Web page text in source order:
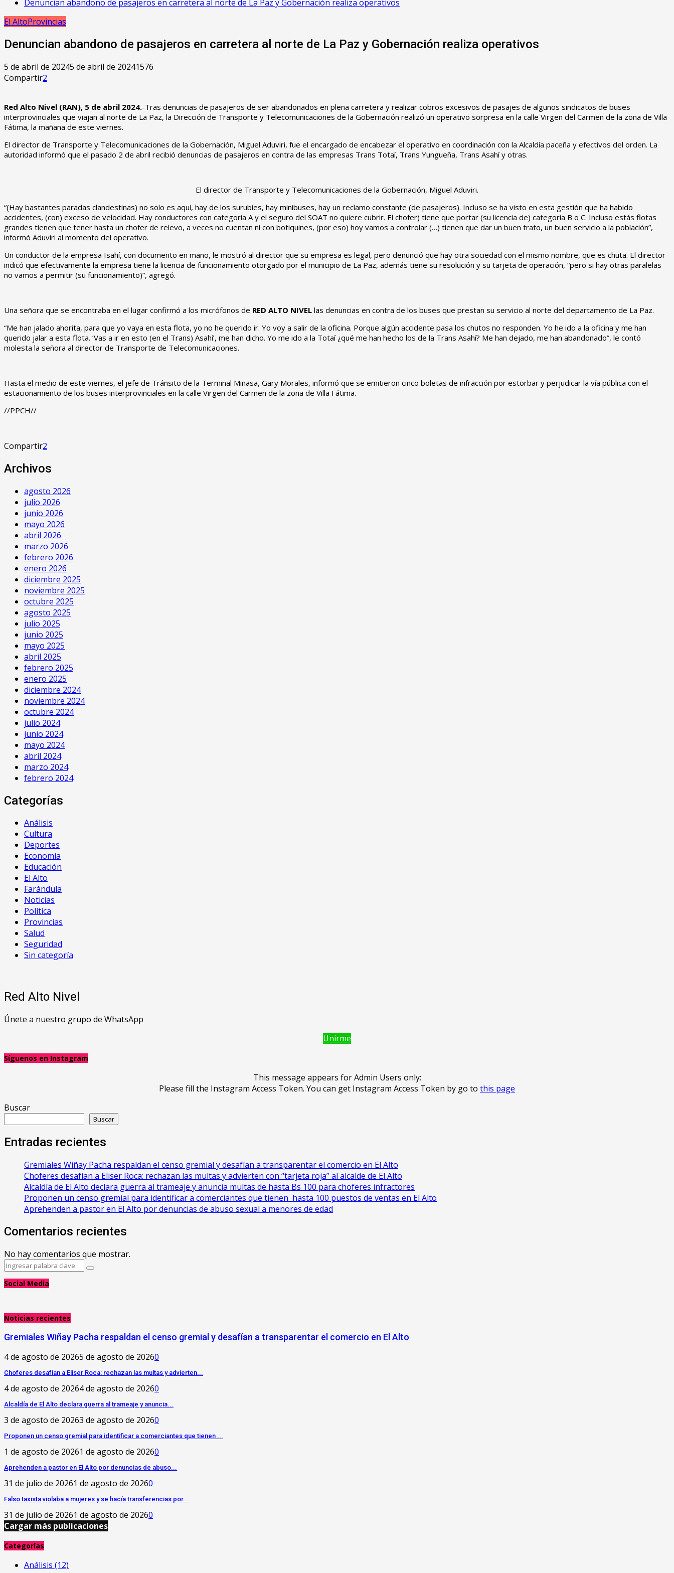
Denuncian abandono de pasajeros en carretera al norte de La Paz y Gobernación realiza operativos
El AltoProvincias
Denuncian abandono de pasajeros en carretera al norte de La Paz y Gobernación realiza operativos
5 de abril de 20245 de abril de 20241576
Compartir2
Red Alto Nivel (RAN), 5 de abril 2024.-Tras denuncias de pasajeros de ser abandonados en plena carretera y realizar cobros excesivos de pasajes de algunos sindicatos de buses
interprovinciales que viajan al norte de La Paz, la Dirección de Transporte y Telecomunicaciones de la Gobernación realizó un operativo sorpresa en la calle Virgen del Carmen de la zona de Villa
Fátima, la mañana de este viernes.
El director de Transporte y Telecomunicaciones de la Gobernación, Miguel Aduviri, fue el encargado de encabezar el operativo en coordinación con la Alcaldía paceña y efectivos del orden. La
autoridad informó que el pasado 2 de abril recibió denuncias de pasajeros en contra de las empresas Trans Totaí, Trans Yungueña, Trans Asahí y otras.
El director de Transporte y Telecomunicaciones de la Gobernación, Miguel Aduviri.
“(Hay bastantes paradas clandestinas) no solo es aquí, hay de los surubíes, hay minibuses, hay un reclamo constante (de pasajeros). Incluso se ha visto en esta gestión que ha habido
accidentes, (con) exceso de velocidad. Hay conductores con categoría A y el seguro del SOAT no quiere cubrir. El chofer) tiene que portar (su licencia de) categoría B o C. Incluso estás flotas
grandes tienen que tener hasta un chofer de relevo, a veces no cuentan ni con botiquines, (por eso) hoy vamos a controlar (…) tienen que dar un buen trato, un buen servicio a la población”,
informó Aduviri al momento del operativo.
Un conductor de la empresa Isahí, con documento en mano, le mostró al director que su empresa es legal, pero denunció que hay otra sociedad con el mismo nombre, que es chuta. El director
indicó que efectivamente la empresa tiene la licencia de funcionamiento otorgado por el municipio de La Paz, además tiene su resolución y su tarjeta de operación, “pero si hay otras paralelas
no vamos a permitir (su funcionamiento)”, agregó.
Una señora que se encontraba en el lugar confirmó a los micrófonos de RED ALTO NIVEL las denuncias en contra de los buses que prestan su servicio al norte del departamento de La Paz.
“Me han jalado ahorita, para que yo vaya en esta flota, yo no he querido ir. Yo voy a salir de la oficina. Porque algún accidente pasa los chutos no responden. Yo he ido a la oficina y me han
querido jalar a esta flota. ‘Vas a ir en esto (en el Trans) Asahí’, me han dicho. Yo me ido a la Totaí ¿qué me han hecho los de la Trans Asahí? Me han dejado, me han abandonado”, le contó
molesta la señora al director de Transporte de Telecomunicaciones.
Hasta el medio de este viernes, el jefe de Tránsito de la Terminal Minasa, Gary Morales, informó que se emitieron cinco boletas de infracción por estorbar y perjudicar la vía pública con el
estacionamiento de los buses interprovinciales en la calle Virgen del Carmen de la zona de Villa Fátima.
//PPCH//
Compartir2
Archivos
agosto 2026
julio 2026
junio 2026
mayo 2026
abril 2026
marzo 2026
febrero 2026
enero 2026
diciembre 2025
noviembre 2025
octubre 2025
agosto 2025
julio 2025
junio 2025
mayo 2025
abril 2025
febrero 2025
enero 2025
diciembre 2024
noviembre 2024
octubre 2024
julio 2024
junio 2024
mayo 2024
abril 2024
marzo 2024
febrero 2024
Categorías
Análisis
Cultura
Deportes
Economía
Educación
El Alto
Farándula
Noticias
Política
Provincias
Salud
Seguridad
Sin categoría
Red Alto Nivel
Únete a nuestro grupo de WhatsApp
Unirme
Síguenos en Instagram
This message appears for Admin Users only:
Please fill the Instagram Access Token. You can get Instagram Access Token by go to this page
Buscar
Buscar
Entradas recientes
Gremiales Wiñay Pacha respaldan el censo gremial y desafían a transparentar el comercio en El Alto
Choferes desafían a Eliser Roca: rechazan las multas y advierten con “tarjeta roja” al alcalde de El Alto
‎Alcaldía de El Alto declara guerra al trameaje y anuncia multas de hasta Bs 100 para choferes infractores
Proponen un censo gremial para identificar a comerciantes que tienen hasta 100 puestos de ventas en El Alto
Aprehenden a pastor en El Alto por denuncias de abuso sexual a menores de edad
Comentarios recientes
No hay comentarios que mostrar.
Search
Search
Social Media
Noticias recientes
Gremiales Wiñay Pacha respaldan el censo gremial y desafían a transparentar el comercio en El Alto
4 de agosto de 20265 de agosto de 20260
Choferes desafían a Eliser Roca: rechazan las multas y advierten...
4 de agosto de 20264 de agosto de 20260
‎Alcaldía de El Alto declara guerra al trameaje y anuncia...
3 de agosto de 20263 de agosto de 20260
Proponen un censo gremial para identificar a comerciantes que tienen ...
1 de agosto de 20261 de agosto de 20260
Aprehenden a pastor en El Alto por denuncias de abuso...
31 de julio de 20261 de agosto de 20260
Falso taxista violaba a mujeres y se hacía transferencias por...
31 de julio de 20261 de agosto de 20260
Cargar más publicaciones
Categorías
Análisis (12)